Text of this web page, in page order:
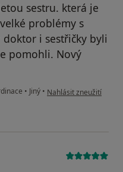
sestru. která je
problémy s
i sestřičky byli
pomohli. Nový
• Jiný • podle názoru uživatele
Nahlásit zneužití